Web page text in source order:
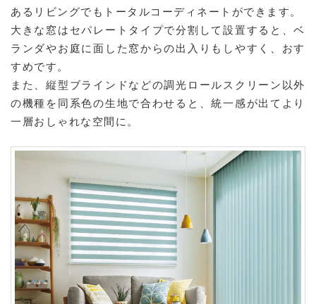
あるリビングでもトータルコーディネートができます。
大きな窓はセパレートタイプで分割して設置すると、ベ
ランダやお庭に面した窓からの出入りもしやすく、おす
すめです。
また、縦型ブラインドなどの調光ロールスクリーン以外
の機種を同系色の生地で合わせると、統一感が出てより
一層おしゃれな空間に。